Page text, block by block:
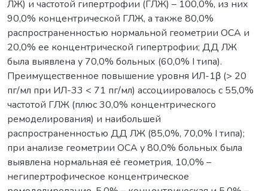
ЛЖ) и частотой гипертрофии (ГЛЖ) – 100,0%, из них
90,0% концентрической ГЛЖ, а также 80,0%
распространенностью нормальной геометрии ОСА и
20,0% ее концентрической гипертрофии; ДД ЛЖ
была выявлена у 70,0% больных (60,0% I типа).
Преимущественное повышение уровня ИЛ-1β (> 20
пг/мл при ИЛ-33 < 71 пг/мл) ассоциировалось с 55,0%
частотой ГЛЖ (плюс 30,0% концентрического
ремоделирования) и наибольшей
распространенностью ДД ЛЖ (85,0%, 70,0% I типа);
при анализе геометрии ОСА у 80,0% больных была
выявлена нормальная её геометрия, 10,0% –
негипертрофическое концентрическое